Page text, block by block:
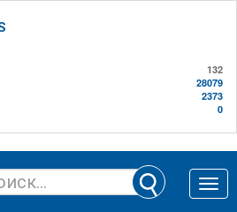
132
28079
2373
0
Toggle